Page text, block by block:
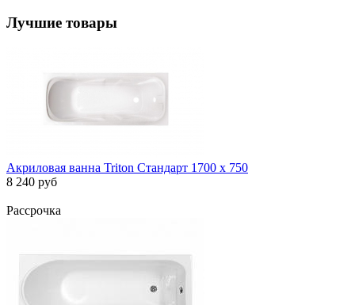
Лучшие товары
Акриловая ванна Triton Стандарт 1700 х 750
8 240 руб
Рассрочка